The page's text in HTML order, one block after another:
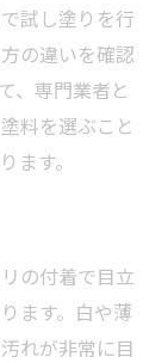
試し塗りを行
の違いを確認
、専門業者と
料を選ぶこと
ます。
の付着で目立
ます。白や薄
れが非常に目